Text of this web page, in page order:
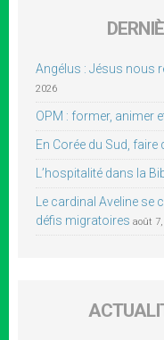
Angélus : Jésus nous
2026
OPM : former, animer
En Corée du Sud,
L’hospitalité dans la
Le cardinal Aveline
défis migratoires août